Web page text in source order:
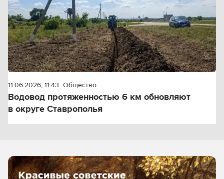
11.06.2026, 11:43 Общество
Водовод протяженностью 6 км обновляют
в округе Ставрополья